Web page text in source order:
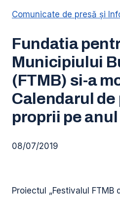
Comunicate de presă şi
Fundatia
Municipiului
(FTMB) si-a
Calendarul
proprii pe
08/07/2019
Proiectul „Festivalul FTMB